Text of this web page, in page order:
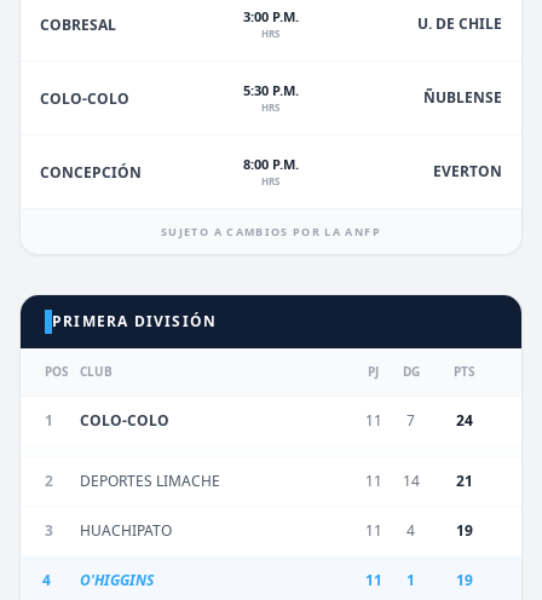
COBRESAL 3:00 P.M.
HRS U. DE CHILE
COLO-COLO 5:30 P.M.
HRS ÑUBLENSE
CONCEPCIÓN 8:00 P.M.
HRS EVERTON
SUJETO A CAMBIOS POR LA ANFP
PRIMERA DIVISIÓN
POS CLUB PJ DG PTS
1 COLO-COLO 11 7 24
2 DEPORTES LIMACHE 11 14 21
3 HUACHIPATO 11 4 19
4 O'HIGGINS 11 1 19